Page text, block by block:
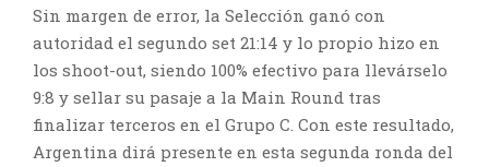
Sin margen de error, la Selección ganó con
autoridad el segundo set 21:14 y lo propio hizo en
los shoot-out, siendo 100% efectivo para llevárselo
9:8 y sellar su pasaje a la Main Round tras
finalizar terceros en el Grupo C. Con este resultado,
Argentina dirá presente en esta segunda ronda del